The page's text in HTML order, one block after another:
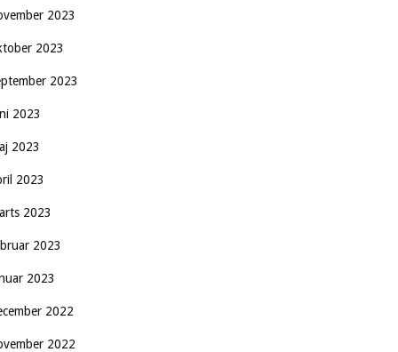
2023
2023
2023
2023
2023
2023
2023
2023
2023
2022
2022